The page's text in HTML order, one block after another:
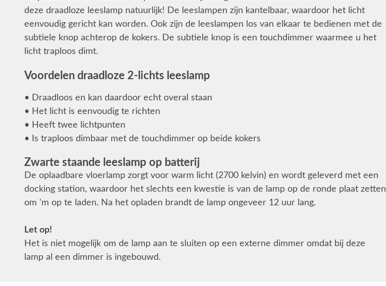
deze draadloze leeslamp natuurlijk! De leeslampen zijn kantelbaar, waardoor het licht
eenvoudig gericht kan worden. Ook zijn de leeslampen los van elkaar te bedienen met de
subtiele knop achterop de kokers. De subtiele knop is een touchdimmer waarmee u het
licht traploos dimt.
Voordelen draadloze 2-lichts leeslamp
• Draadloos en kan daardoor echt overal staan
• Het licht is eenvoudig te richten
• Heeft twee lichtpunten
• Is traploos dimbaar met de touchdimmer op beide kokers
Zwarte staande leeslamp op batterij
De oplaadbare vloerlamp zorgt voor warm licht (2700 kelvin) en wordt geleverd met een
docking station, waardoor het slechts een kwestie is van de lamp op de ronde plaat zetten
om 'm op te laden. Na het opladen brandt de lamp ongeveer 12 uur lang.
Let op!
Het is niet mogelijk om de lamp aan te sluiten op een externe dimmer omdat bij deze
lamp al een dimmer is ingebouwd.